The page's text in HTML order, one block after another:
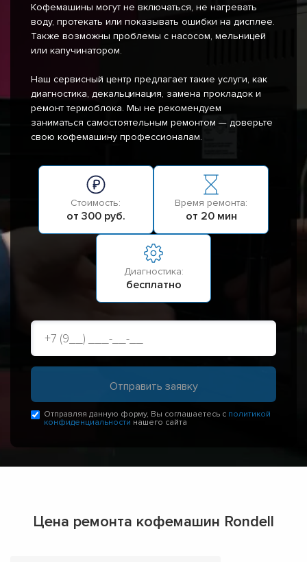
Кофемашины могут не включаться, не нагревать
воду, протекать или показывать ошибки на дисплее.
Также возможны проблемы с насосом, мельницей
или капучинатором.
Наш сервисный центр предлагает такие услуги, как
диагностика, декальцинация, замена прокладок и
ремонт термоблока. Мы не рекомендуем
заниматься самостоятельным ремонтом — доверьте
свою кофемашину профессионалам.
Стоимость:
от 300 руб.
Время ремонта:
от 20 мин
Диагностика:
бесплатно
Отправляя данную форму, Вы соглашаетесь с политикой
конфиденциальности нашего сайта
Цена ремонта кофемашин Rondell